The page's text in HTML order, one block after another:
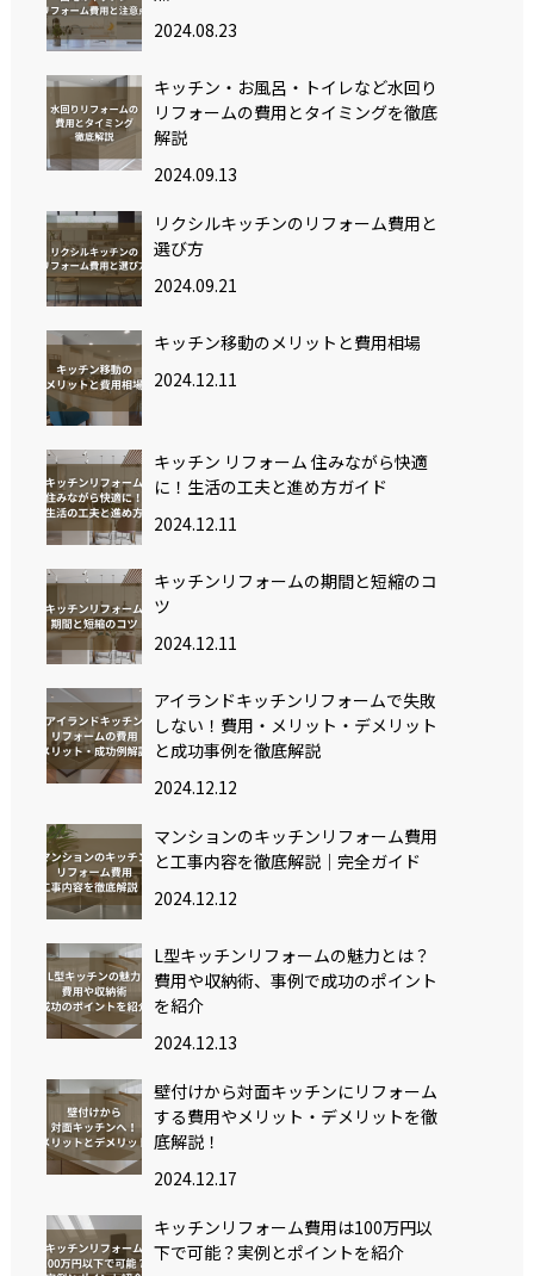
2024.08.23
キッチン・お風呂・トイレなど水回り
リフォームの費用とタイミングを徹底
解説
2024.09.13
リクシルキッチンのリフォーム費用と
選び方
2024.09.21
キッチン移動のメリットと費用相場
2024.12.11
キッチン リフォーム 住みながら快適
に！生活の工夫と進め方ガイド
2024.12.11
キッチンリフォームの期間と短縮のコ
ツ
2024.12.11
アイランドキッチンリフォームで失敗
しない！費用・メリット・デメリット
と成功事例を徹底解説
2024.12.12
マンションのキッチンリフォーム費用
と工事内容を徹底解説｜完全ガイド
2024.12.12
L型キッチンリフォームの魅力とは？
費用や収納術、事例で成功のポイント
を紹介
2024.12.13
壁付けから対面キッチンにリフォーム
する費用やメリット・デメリットを徹
底解説！
2024.12.17
キッチンリフォーム費用は100万円以
下で可能？実例とポイントを紹介